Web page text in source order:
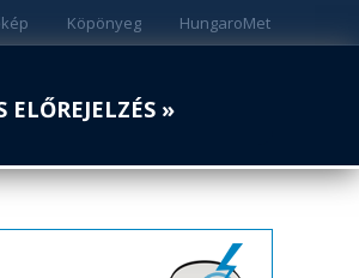
HungaroMet
Köpönyeg
ELŐREJELZÉS »